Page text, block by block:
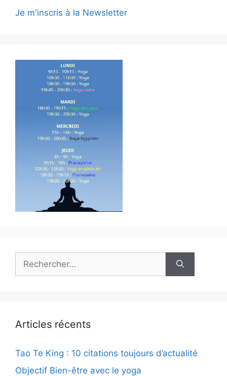
Je m'inscris à la Newsletter
Rechercher :
Articles récents
Tao Te King : 10 citations toujours d’actualité
Objectif Bien-être avec le yoga